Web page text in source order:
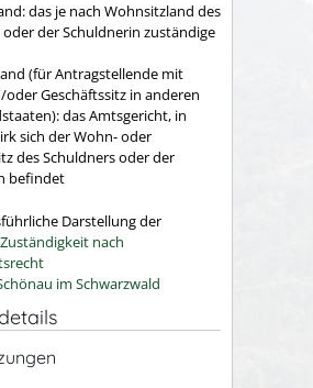
das je nach Wohnsitzland des
der Schuldnerin zuständige
(für Antragstellende mit
Geschäftssitz in anderen
das Amtsgericht, in
sich der Wohn- oder
des Schuldners oder der
befindet
Darstellung der
nach
im Schwarzwald